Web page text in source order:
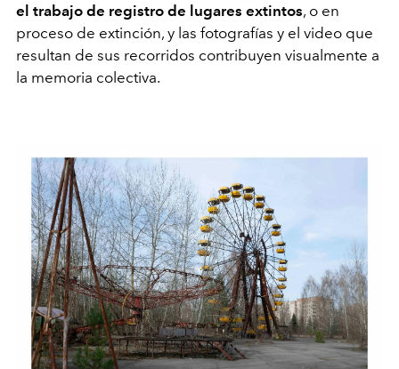
el trabajo de registro de lugares extintos, o en
proceso de extinción, y las fotografías y el video que
resultan de sus recorridos contribuyen visualmente a
la memoria colectiva.